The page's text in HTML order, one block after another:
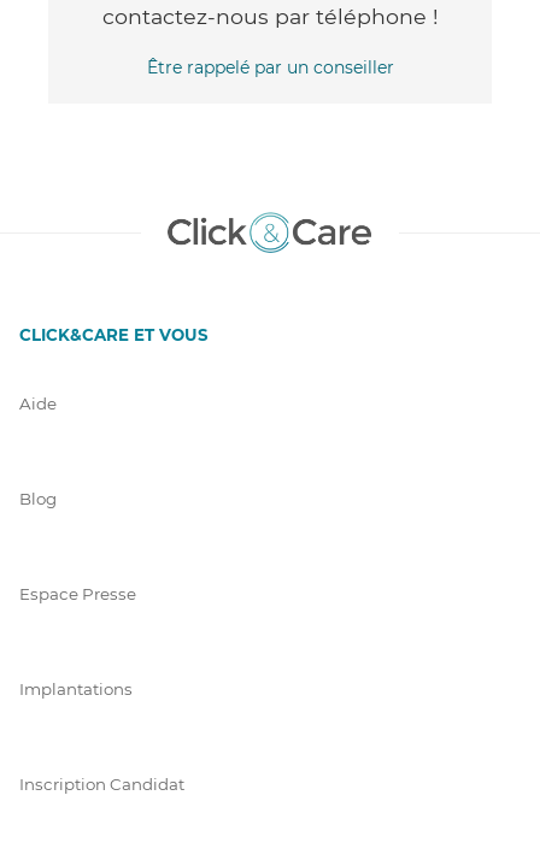
contactez-nous par téléphone !
Être rappelé par un conseiller
CLICK&CARE ET VOUS
Aide
Blog
Espace Presse
Implantations
Inscription Candidat